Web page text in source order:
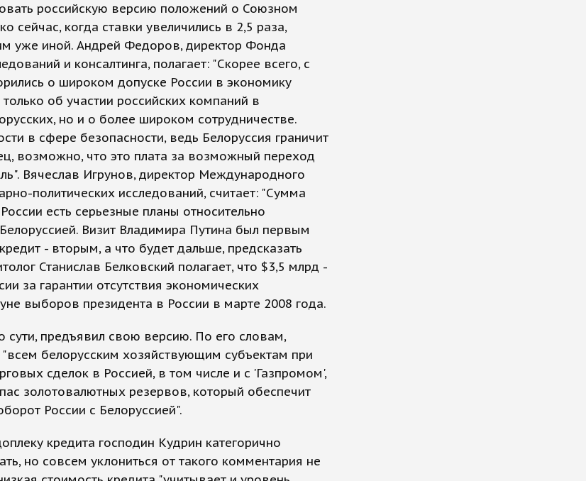
российскую версию положений о Союзном
сейчас, когда ставки увеличились в 2,5 раза,
уже иной. Андрей Федоров, директор Фонда
и консалтинга, полагает: "Скорее всего, с
о широком допуске России в экономику
об участии российских компаний в
но и о более широком сотрудничестве.
в сфере безопасности, ведь Белоруссия граничит
возможно, что это плата за возможный переход
Вячеслав Игрунов, директор Международного
политических исследований, считает: "Сумма
есть серьезные планы относительно
Визит Владимира Путина был первым
- вторым, а что будет дальше, предсказать
Станислав Белковский полагает, что $3,5 млрд -
за гарантии отсутствия экономических
выборов президента в России в марте 2008 года.
сути, предъявил свою версию. По его словам,
белорусским хозяйствующим субъектам при
сделок в Россией, в том числе и с 'Газпромом',
золотовалютных резервов, который обеспечит
России с Белоруссией".
кредита господин Кудрин категорично
но совсем уклониться от такого комментария не